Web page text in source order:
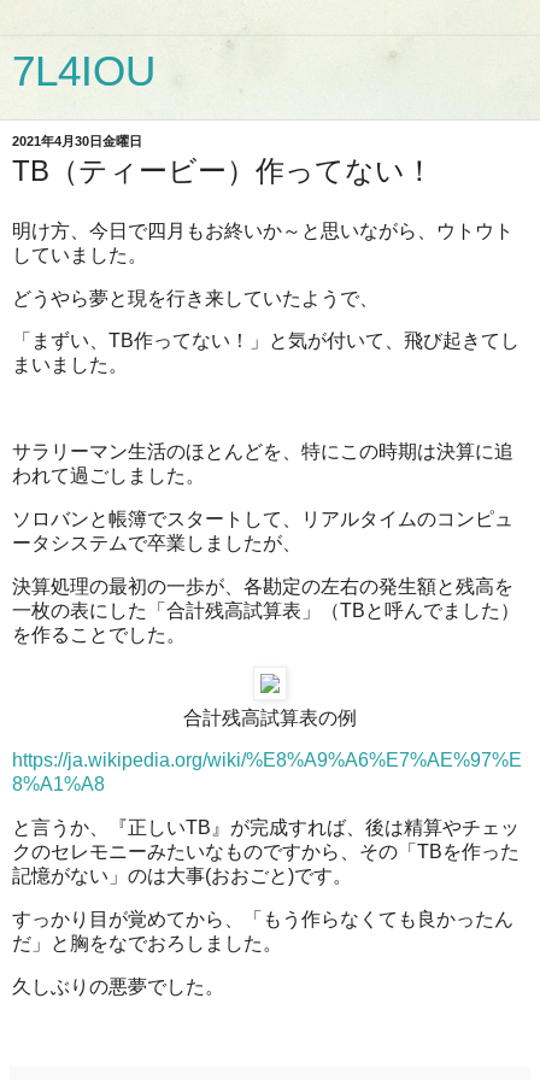
7L4IOU
2021年4月30日金曜日
TB（ティービー）作ってない！
明け方、今日で四月もお終いか～と思いながら、ウトウト
していました。
どうやら夢と現を行き来していたようで、
「まずい、TB作ってない！」と気が付いて、飛び起きてし
まいました。
サラリーマン生活のほとんどを、特にこの時期は決算に追
われて過ごしました。
ソロバンと帳簿でスタートして、リアルタイムのコンピュ
ータシステムで卒業しましたが、
決算処理の最初の一歩が、各勘定の左右の発生額と残高を
一枚の表にした「合計残高試算表」（TBと呼んでました）
を作ることでした。
合計残高試算表の例
https://ja.wikipedia.org/wiki/%E8%A9%A6%E7%AE%97%E
8%A1%A8
と言うか、『正しいTB』が完成すれば、後は精算やチェッ
クのセレモニーみたいなものですから、その「TBを作った
記憶がない」のは大事(おおごと)です。
すっかり目が覚めてから、「もう作らなくても良かったん
だ」と胸をなでおろしました。
久しぶりの悪夢でした。